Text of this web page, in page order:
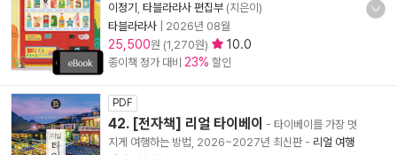
이정기
타블라라사 편집부 (지은이)
타블라라사
2026년 08월
25,500원 (1,270원) 10.0
종이책 정가 대비 23% 할인
PDF
42. [전자책] 리얼 타이베이 - 타이베이를 가장 멋
지게 여행하는 방법, 2026~2027년 최신판- 리얼 여행